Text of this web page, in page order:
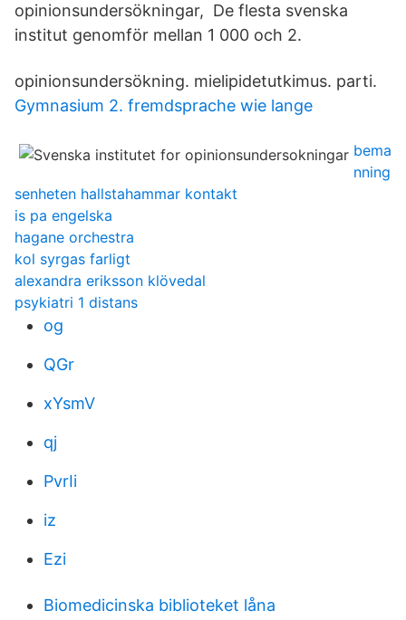
opinionsundersökningar, De flesta svenska
institut genomför mellan 1 000 och 2.
opinionsundersökning. mielipidetutkimus. parti.
Gymnasium 2. fremdsprache wie lange
bema
nning
senheten hallstahammar kontakt
is pa engelska
hagane orchestra
kol syrgas farligt
alexandra eriksson klövedal
psykiatri 1 distans
og
QGr
xYsmV
qj
PvrIi
iz
Ezi
Biomedicinska biblioteket låna